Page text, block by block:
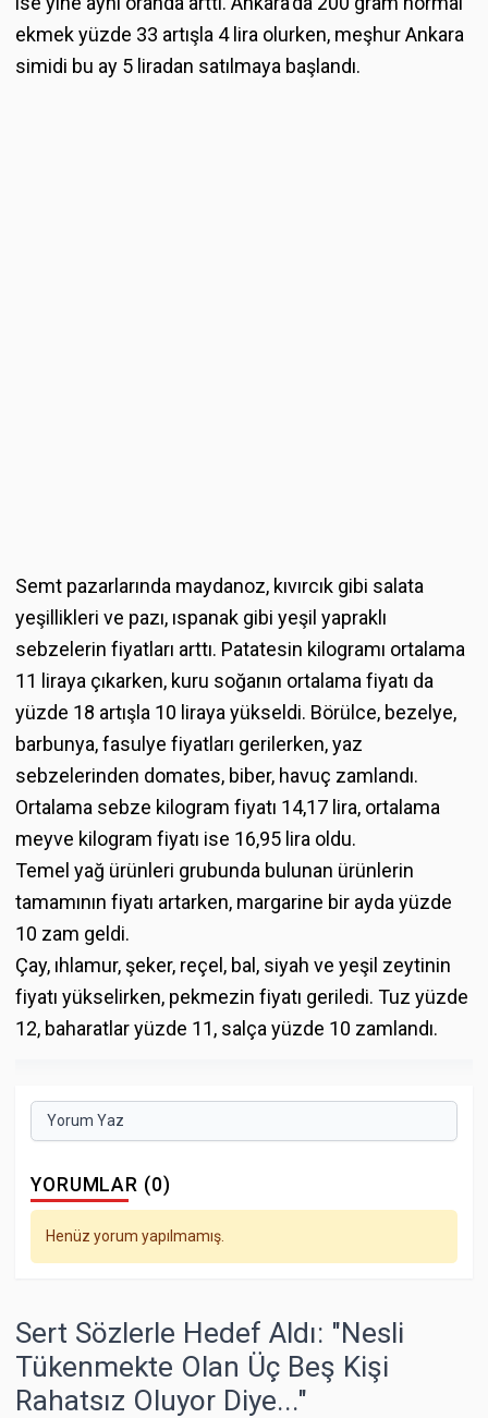
ekmek yüzde 33 artışla 4 lira olurken, meşhur Ankara
simidi bu ay 5 liradan satılmaya başlandı.
Semt pazarlarında maydanoz, kıvırcık gibi salata
yeşillikleri ve pazı, ıspanak gibi yeşil yapraklı
sebzelerin fiyatları arttı. Patatesin kilogramı ortalama
11 liraya çıkarken, kuru soğanın ortalama fiyatı da
yüzde 18 artışla 10 liraya yükseldi. Börülce, bezelye,
barbunya, fasulye fiyatları gerilerken, yaz
sebzelerinden domates, biber, havuç zamlandı.
Ortalama sebze kilogram fiyatı 14,17 lira, ortalama
meyve kilogram fiyatı ise 16,95 lira oldu.
Temel yağ ürünleri grubunda bulunan ürünlerin
tamamının fiyatı artarken, margarine bir ayda yüzde
10 zam geldi.
Çay, ıhlamur, şeker, reçel, bal, siyah ve yeşil zeytinin
fiyatı yükselirken, pekmezin fiyatı geriledi. Tuz yüzde
12, baharatlar yüzde 11, salça yüzde 10 zamlandı.
Yorum Yaz
YORUMLAR (0)
Henüz yorum yapılmamış.
Sert Sözlerle Hedef Aldı: "Nesli
Tükenmekte Olan Üç Beş Kişi
Rahatsız Oluyor Diye..."